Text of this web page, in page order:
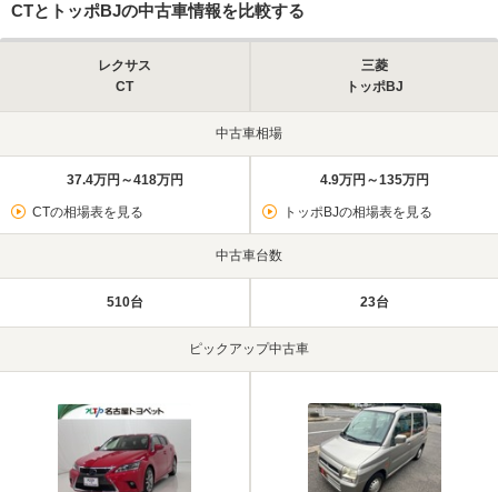
CTとトッポBJの中古車情報を比較する
レクサス
CT
三菱
トッポBJ
中古車相場
37.4万円～418万円
CTの相場表を見る
4.9万円～135万円
トッポBJの相場表を見る
中古車台数
510台 23台
ピックアップ中古車